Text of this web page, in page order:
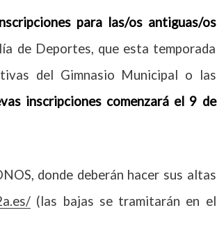
para las/os antiguas/os
de Deportes, que esta temporada
del Gimnasio Municipal o las
inscripciones comenzará el 9 de
donde deberán hacer sus altas
(las bajas se tramitarán en el